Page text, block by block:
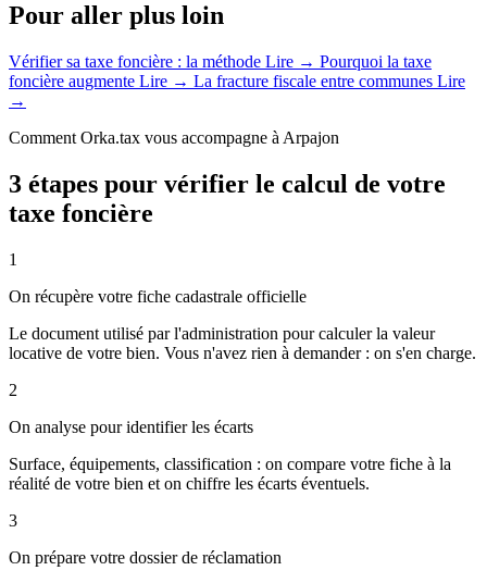
Pour aller plus loin
Vérifier sa taxe foncière : la méthode Lire → Pourquoi la taxe
foncière augmente Lire → La fracture fiscale entre communes Lire
→
Comment Orka.tax vous accompagne à Arpajon
3 étapes pour vérifier le calcul de votre
taxe foncière
1
On récupère votre fiche cadastrale officielle
Le document utilisé par l'administration pour calculer la valeur
locative de votre bien. Vous n'avez rien à demander : on s'en charge.
2
On analyse pour identifier les écarts
Surface, équipements, classification : on compare votre fiche à la
réalité de votre bien et on chiffre les écarts éventuels.
3
On prépare votre dossier de réclamation